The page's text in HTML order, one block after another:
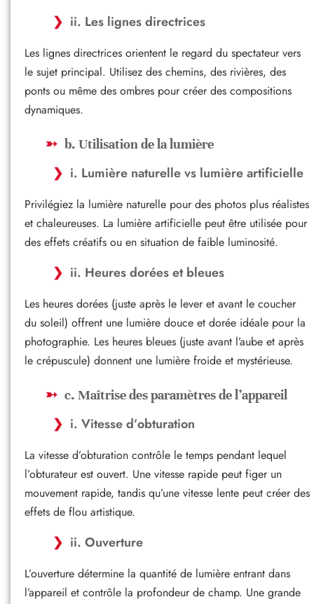
ii. Les lignes directrices
Les lignes directrices orientent le regard du spectateur vers
le sujet principal. Utilisez des chemins, des rivières, des
ponts ou même des ombres pour créer des compositions
dynamiques.
b. Utilisation de la lumière
i. Lumière naturelle vs lumière artificielle
Privilégiez la lumière naturelle pour des photos plus réalistes
et chaleureuses. La lumière artificielle peut être utilisée pour
des effets créatifs ou en situation de faible luminosité.
ii. Heures dorées et bleues
Les heures dorées (juste après le lever et avant le coucher
du soleil) offrent une lumière douce et dorée idéale pour la
photographie. Les heures bleues (juste avant l’aube et après
le crépuscule) donnent une lumière froide et mystérieuse.
c. Maîtrise des paramètres de l’appareil
i. Vitesse d’obturation
La vitesse d’obturation contrôle le temps pendant lequel
l’obturateur est ouvert. Une vitesse rapide peut figer un
mouvement rapide, tandis qu’une vitesse lente peut créer des
effets de flou artistique.
ii. Ouverture
L’ouverture détermine la quantité de lumière entrant dans
l’appareil et contrôle la profondeur de champ. Une grande